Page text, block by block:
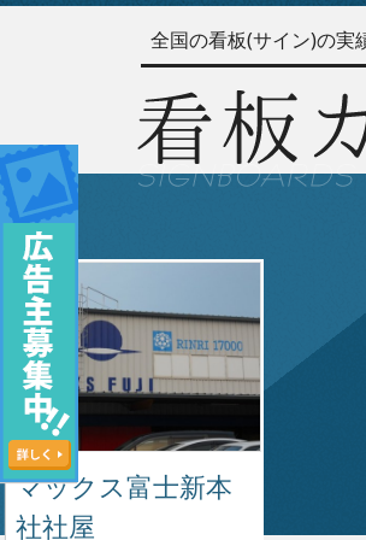
全国の看板(サイン)の実
マックス富士新本
社社屋